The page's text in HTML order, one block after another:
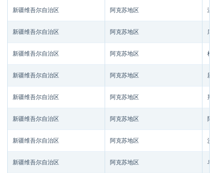
新疆维吾尔自治区 阿克苏地区 温
新疆维吾尔自治区 阿克苏地区 库
新疆维吾尔自治区 阿克苏地区 柯
新疆维吾尔自治区 阿克苏地区 新
新疆维吾尔自治区 阿克苏地区 拜
新疆维吾尔自治区 阿克苏地区 阿
新疆维吾尔自治区 阿克苏地区 沙
新疆维吾尔自治区 阿克苏地区 乌